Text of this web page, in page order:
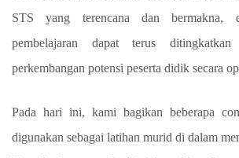
STS yang terencana dan bermakna,
pembelajaran dapat terus
perkembangan potensi peserta didik secara
Pada hari ini, kami bagikan beberapa
digunakan sebagai latihan murid di dalam